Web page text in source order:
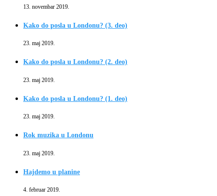
13. novembar 2019.
Kako do posla u Londonu? (3. deo)
23. maj 2019.
Kako do posla u Londonu? (2. deo)
23. maj 2019.
Kako do posla u Londonu? (1. deo)
23. maj 2019.
Rok muzika u Londonu
23. maj 2019.
Hajdemo u planine
4. februar 2019.